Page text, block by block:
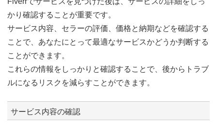
かり確認することが重要です。
サービス内容、セラーの評価、価格と納期などを確認する
ことで、あなたにとって最適なサービスかどうか判断する
ことができます。
これらの情報をしっかりと確認することで、後からトラブ
ルになるリスクを減らすことができます。
サービス内容の確認